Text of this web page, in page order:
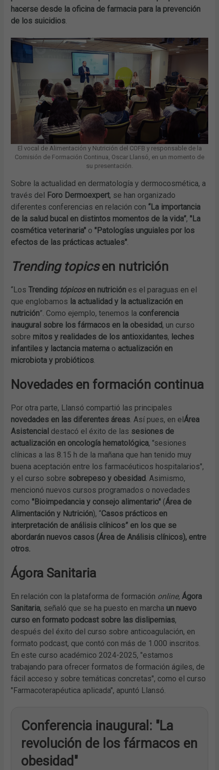
hacerse desde la oficina de farmacia para la prevención
de los suicidios.
El vocal de Alimentación y Nutrición del COFB y responsable de la
Comisión de Formación Continua, Oscar Llansó, en un momento de
su presentación.
Sobre la actualidad en dermatología y dermocosmética, a
través del Foro Dermoexpert, se han organizado
diferentes conferencias en relación con “La importancia
de la salud bucal en distintos momentos de la vida”, "La
cosmética veterinaria" o "Patologías unguiales por los
efectos de las prácticas actuales".
Trending topicsen nutrición
“LosTrending tópicosen nutrición es el paraguas en el
que englobamos la actualidad y la actualización en
nutrición”. Como ejemplo, tenemos la conferencia
inaugural sobre los fármacos en la obesidad, un curso
sobre mitos y realidades de los antioxidantes, leches
infantiles y lactancia materna o actualización en
microbiota y probióticos
Novedades en formación continua
Por otra parte, Llansó compartió las principales
novedades en las diferentes áreas . Así pues, en elÁrea
Asistencial destacó el éxito de las sesiones de
actualización en oncología hematológica, "sesiones
clínicas a las 8.15 h de la mañana que han tenido muy
buena aceptación entre los farmacéuticos hospitalarios",
y el curso sobre sobrepeso y obesidad . Asimismo,
mencionó nuevos cursos programados o novedades
como "Bioimpedancia y consejo alimentario" (Área de
Alimentación y Nutrición), “Casos prácticos en
interpretación de análisis clínicos” en los que se
abordarán nuevos casos (Área de Análisis clínicos), entre
otros.
Ágora Sanitaria
En relación con la plataforma de formación online, Ágora
Sanitaria, señaló que se ha puesto en marcha un nuevo
curso en formato podcast sobre las dislipemias,
después del éxito del curso sobre anticoagulación, en
formato podcast, que contó con más de 1.000 inscritos.
En este curso académico 2024-2025, "estamos
trabajando para ofrecer formatos de formación ágiles, de
fácil acceso y sobre temáticas concretas", como el curso
"Farmacoterapéutica aplicada", apuntó Llansó.
Conferencia inaugural: "La
revolución de los fármacos en
obesidad"